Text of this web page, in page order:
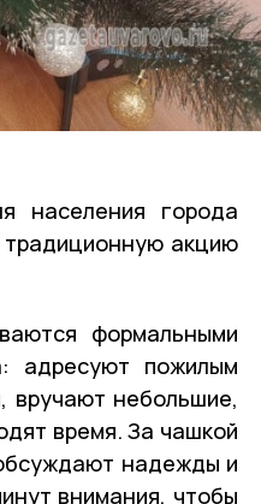
населения города
традиционную акцию
формальными
адресуют пожилым
вручают небольшие,
время. За чашкой
надежды и
внимания, чтобы